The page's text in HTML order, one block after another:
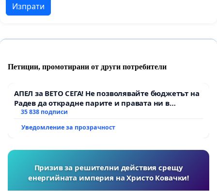
Изпрати
Петиции, промотирани от други потребители
АПЕЛ за ВЕТО СЕГА! Не позволявайте бюджетът на
Радев да открадне парите и правата ни в
тъмното
35 838 подписи
Уведомление за прозрачност
Призив за решителни действия срещу
енергийната империя на Христо Ковачки!